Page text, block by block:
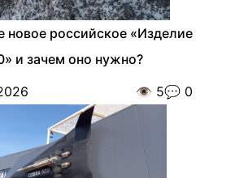
новое российское «Изделие
и зачем оно нужно?
👁️ 5💬 0